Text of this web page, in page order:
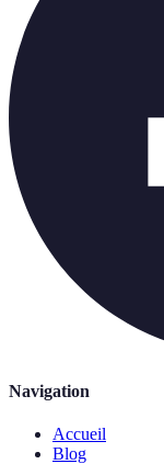
Navigation
Accueil
Blog